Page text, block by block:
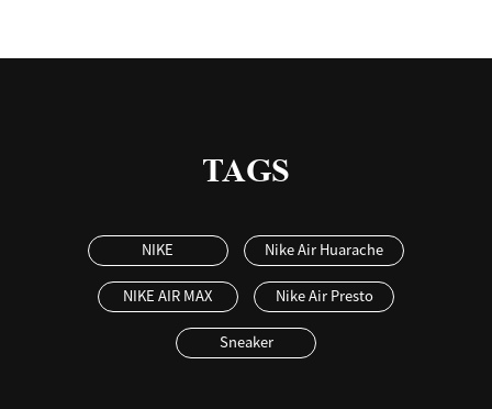
TAGS
NIKE Nike Air Huarache
NIKE AIR MAX Nike Air Presto
Sneaker